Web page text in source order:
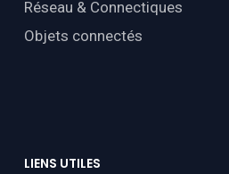
Réseau & Connectiques
Objets connectés
LIENS UTILES